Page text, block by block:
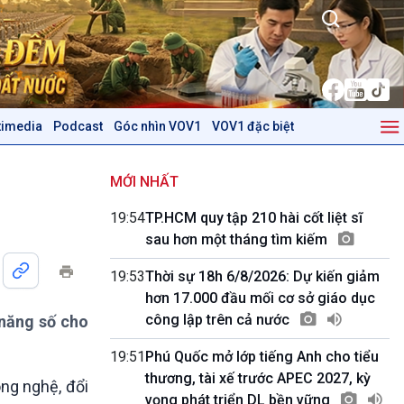
Podcast Góc nhìn VOV1 VOV1 đặc biệt
Dòng chảy Kinh tế
Khởi nghiệp
Tuyên chiến với gian lận
Mùa vàng
Biển đảo Việt Nam
Tâm tình biên giới và hải
đảo
Tìm hiểu biển, đảo Việt
Nam
Góc nhìn VOV1
Bình luận
số cho
nghệ, đổi
MỚI NHẤT
19:54TP.HCM quy tập 210 hài cốt liệt sĩ
sau hơn một tháng tìm kiếm
19:53Thời sự 18h 6/8/2026: Dự kiến giảm
hơn 17.000 đầu mối cơ sở giáo dục
công lập trên cả nước
19:51Phú Quốc mở lớp tiếng Anh cho tiểu
thương, tài xế trước APEC 2027, kỳ
vọng phát triển DL bền vững